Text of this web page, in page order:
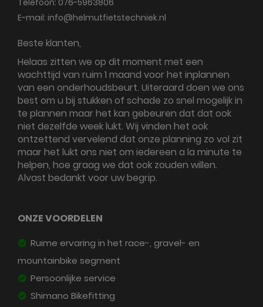
Telefoon: 076-5963806
E-mail: info@helmutfietstechniek.nl
Beste klanten,
Helaas zitten we op dit moment met een
wachttijd van ruim 1 maand voor het inplannen
van een onderhoudsbeurt. Uiteraard doen we ons
best om u bij stukken of schade zo snel mogelijk in
te plannen maar het kan gebeuren dat dat ook
niet dezelfde week lukt. Wij vinden het ook
ontzettend vervelend dat onze planning zo vol zit
maar het lukt ons niet om iedereen a la minute te
helpen, hoe graag we dat ook zouden willen.
Alvast bedankt voor uw begrip.
ONZE VOORDELEN
Ruime ervaring in het race-, gravel- en
mountainbike segment
Persoonlijke service
Shimano Bikefitting